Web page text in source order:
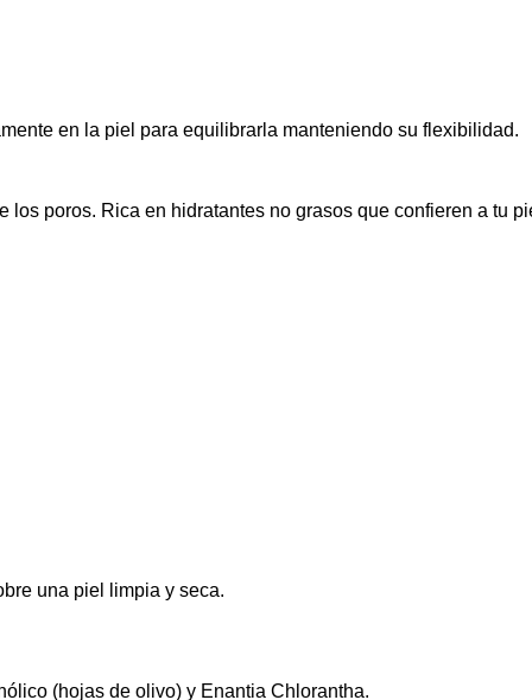
en la piel para equilibrarla manteniendo su flexibilidad.
poros. Rica en hidratantes no grasos que confieren a tu
una piel limpia y seca.
(hojas de olivo) y Enantia Chlorantha.